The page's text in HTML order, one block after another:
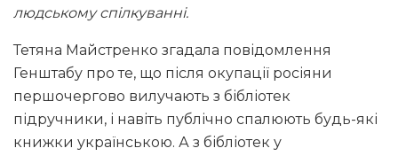
людському спілкуванні.
Тетяна Майстренко згадала повідомлення
Генштабу про те, що після окупації росіяни
першочергово вилучають з бібліотек
підручники, і навіть публічно спалюють будь-які
книжки українською. А з бібліотек у